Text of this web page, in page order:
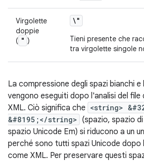
Virgolette
doppie
( " )
\"
Tieni presente che
tra virgolette singole
La compressione degli spazi bianchi
vengono eseguiti dopo l'analisi del file
XML. Ciò significa che <string>
&#8195;</string> (spazio, spazio
spazio Unicode Em) si riducono a un
perché sono tutti spazi Unicode dopo
come XML. Per preservare questi